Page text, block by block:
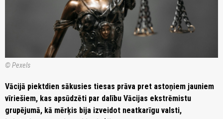
© Pexels
Vācijā piektdien sākusies tiesas prāva pret astoņiem jauniem
vīriešiem, kas apsūdzēti par dalību Vācijas ekstrēmistu
grupējumā, kā mērķis bija izveidot neatkarīgu valsti,